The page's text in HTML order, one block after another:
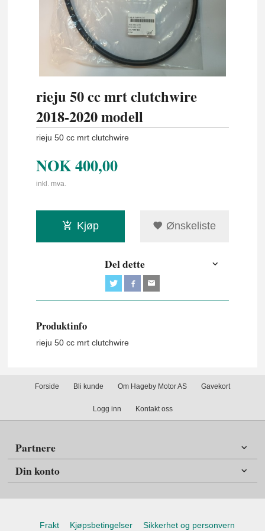
rieju 50 cc mrt clutchwire
2018-2020 modell
rieju 50 cc mrt clutchwire
NOK400,00
inkl. mva.
Kjøp Ønskeliste
Del dette
Produktinfo
rieju 50 cc mrt clutchwire
Forside Bli kunde Om Hageby Motor AS Gavekort
Logg inn Kontakt oss
Partnere
Din konto
Frakt Kjøpsbetingelser Sikkerhet og personvern